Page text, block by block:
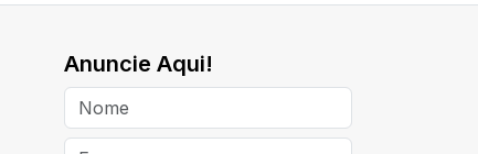
Anuncie Aqui!